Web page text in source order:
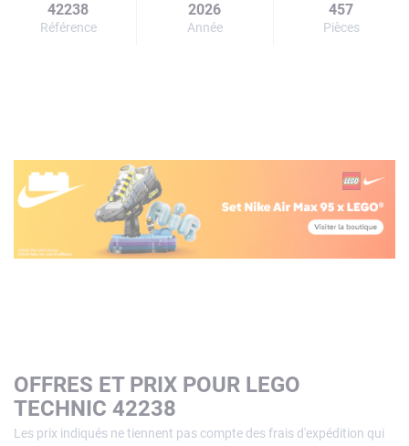
42238
Référence
2026
Année
457
Pièces
OFFRES ET PRIX POUR LEGO
TECHNIC 42238
Les prix indiqués ne tiennent pas compte des frais d'expédition qui